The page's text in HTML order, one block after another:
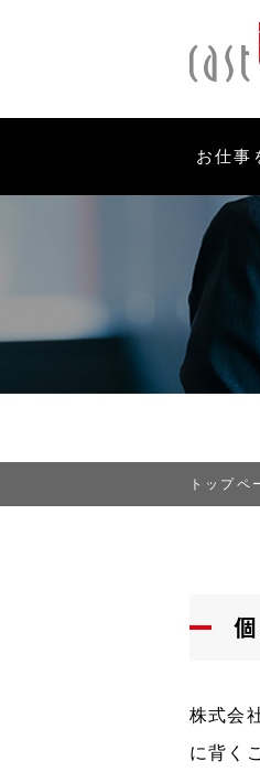
お仕事
トップペ
株式会
に背く